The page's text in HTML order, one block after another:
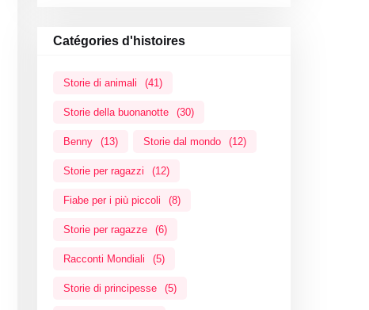
Catégories d'histoires
Storie di animali (41)
Storie della buonanotte (30)
Benny (13) Storie dal mondo (12)
Storie per ragazzi (12)
Fiabe per i più piccoli (8)
Storie per ragazze (6)
Racconti Mondiali (5)
Storie di principesse (5)